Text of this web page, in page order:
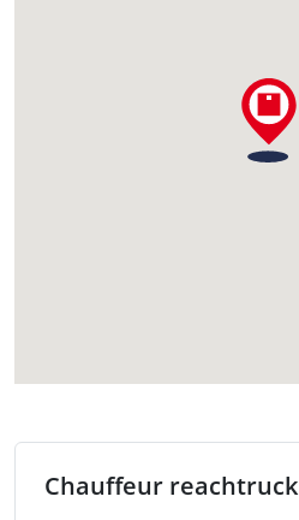
Chauffeur reachtruck